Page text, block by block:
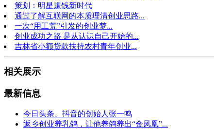
策划：明星赚钱新时代
通过了解互联网的本质理清创业思路...
一次“用工荒”引发的创业梦...
创业成功之路 是从认识自己开始的...
吉林省小额贷款扶持农村青年创业...
相关展示
最新信息
今日头条、抖音的创始人张一鸣
返乡创业养乳鸽，让他养鸽养出“金凤凰”...